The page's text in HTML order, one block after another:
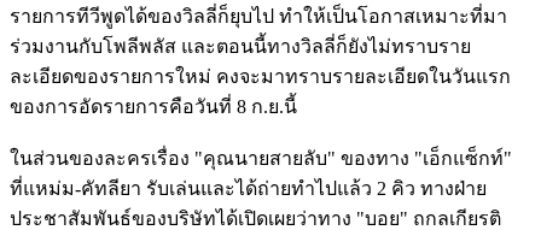
รายการทีวีพูดได้ของวิลลี่ก็ยุบไป ทำให้เป็นโอกาสเหมาะที่มา
ร่วมงานกับโพลีพลัส และตอนนี้ทางวิลลี่ก็ยังไม่ทราบราย
ละเอียดของรายการใหม่ คงจะมาทราบรายละเอียดในวันแรก
ของการอัดรายการคือวันที่ 8 ก.ย.นี้
ในส่วนของละครเรื่อง "คุณนายสายลับ" ของทาง "เอ็กแซ็กท์"
ที่แหม่ม-คัทลียา รับเล่นและได้ถ่ายทำไปแล้ว 2 คิว ทางฝ่าย
ประชาสัมพันธ์ของบริษัทได้เปิดเผยว่าทาง "บอย" ถกลเกียรติ